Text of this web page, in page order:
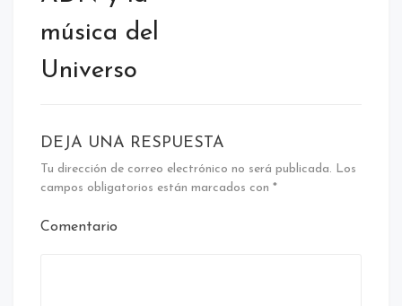
música del
Universo
DEJA UNA RESPUESTA
Tu dirección de correo electrónico no será publicada. Los
campos obligatorios están marcados con *
Comentario